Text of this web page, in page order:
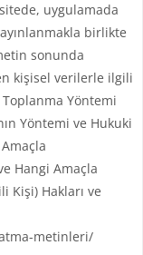
uygulamada
birlikte
sonunda
kişisel verilerle ilgili
Yöntemi
Yöntemi ve Hukuki
Hangi Amaçla
Kişi) Hakları ve
metinleri/